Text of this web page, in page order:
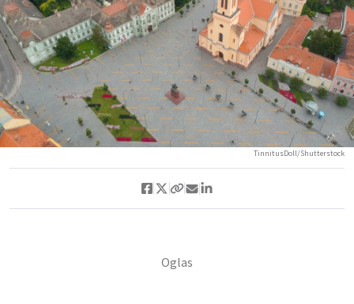
TinnitusDoll/Shutterstock